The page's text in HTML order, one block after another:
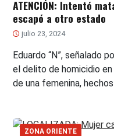
ATENCIÓN: Intentó
escapó a otro estado
julio 23, 2024
Eduardo “N”, señalado
el delito de homicidio
de una femenina,
ZONA ORIENTE